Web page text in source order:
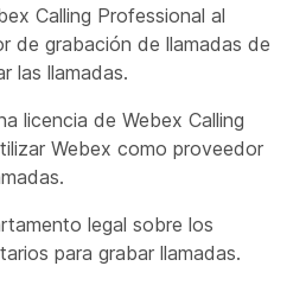
Calling Professional al
de grabación de llamadas de
las llamadas.
licencia de Webex Calling
Webex como proveedor
legal sobre los
para grabar llamadas.